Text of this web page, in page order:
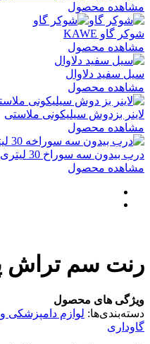
مشاهده محصول
شوکر گاو KAWE
مشاهده محصول
سیل سفید دلاوال
مشاهده محصول
لاینر بزدوش سیلیکونی ملاستی
مشاهده محصول
درب بیدون سه سوراخ 30 لیتری ملاستی
مشاهده محصول
رنت سم تراش
ویژگی های محصول
دسته‌بندی‌ها: لوازم دامپزشکی
گاوداری